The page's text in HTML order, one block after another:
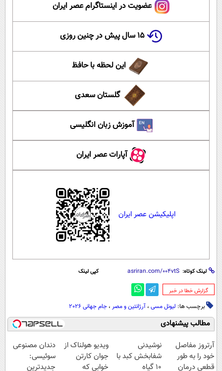
عضویت در اینستاگرام عصر ایران
۱۵ سال پیش در چنین روزی
این لحظه با حافظ
گلستان سعدی
آموزش زبان انگلیسی
آپارات عصر ایران
اپلیکیشن عصر ایران
لینک کوتاه: کپی لینک
‌گزارش خطا در خبر
برچسب ها: لیونل مسی ، آرژانتین و مصر ، جام جهانی 2026
مطالب پیشنهادی
آرتروز مفاصل
خود را به طور
قطعی درمان
نوشیدنی
شفابخش کبد با
10 گیاه
ویدیو هولناک از
جوان کارتن
خوابی که
دندان مصنوعی
سوئیسی:
جدیدترین